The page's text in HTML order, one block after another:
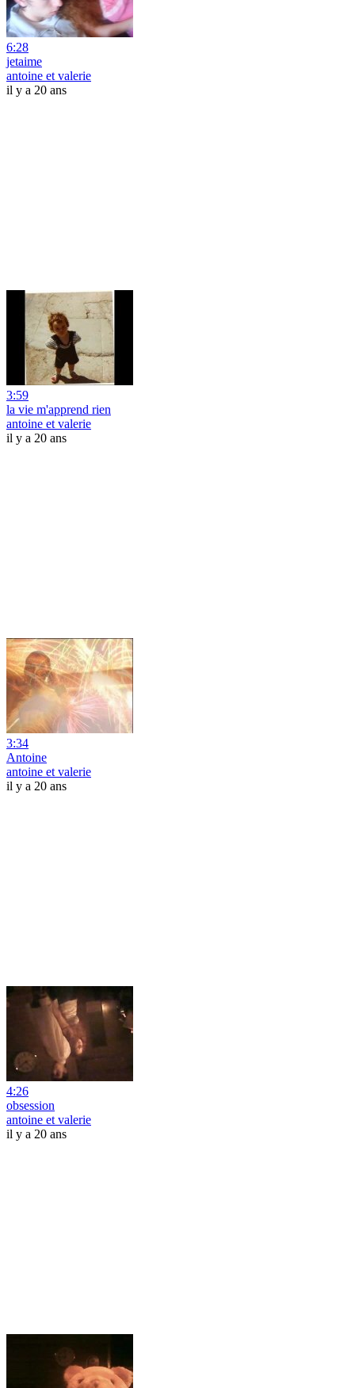
6:28
jetaime
antoine et valerie
il y a 20 ans
3:59
la vie m'apprend rien
antoine et valerie
il y a 20 ans
3:34
Antoine
antoine et valerie
il y a 20 ans
4:26
obsession
antoine et valerie
il y a 20 ans